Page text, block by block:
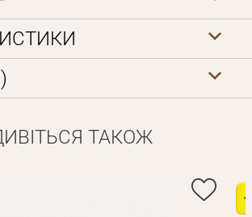
ТАКОЖ